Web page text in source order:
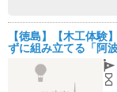
【徳島】【木工体験
ずに組み立てる「阿